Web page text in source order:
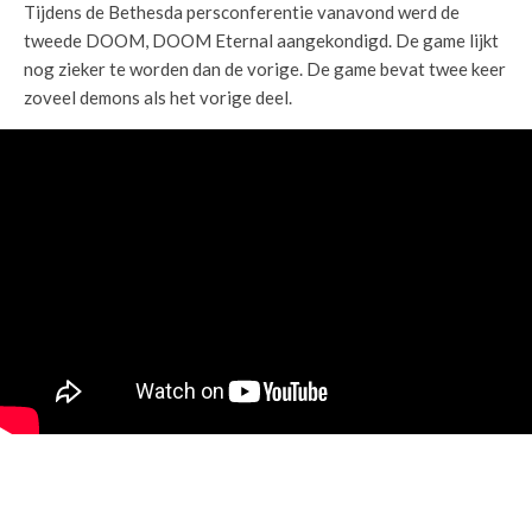
Tijdens de Bethesda persconferentie vanavond werd de
tweede DOOM, DOOM Eternal aangekondigd. De game lijkt
nog zieker te worden dan de vorige. De game bevat twee keer
zoveel demons als het vorige deel.